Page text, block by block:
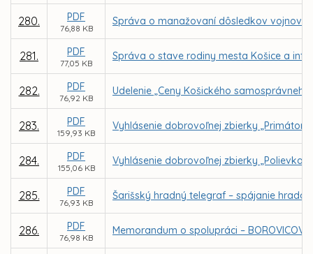
280. PDF
76,88 KB
Správa o manažovaní dôsledkov
281. PDF
77,05 KB
Správa o stave rodiny mesta Košice a
282. PDF
76,92 KB
Udelenie „Ceny Košického samosprávneho
283. PDF
159,93 KB
Vyhlásenie dobrovoľnej zbierky
284. PDF
155,06 KB
Vyhlásenie dobrovoľnej zbierky „Polievka
285. PDF
76,93 KB
Šarišský hradný telegraf – spájanie
286. PDF
76,98 KB
Memorandum o spolupráci – BOROVICOVÝ